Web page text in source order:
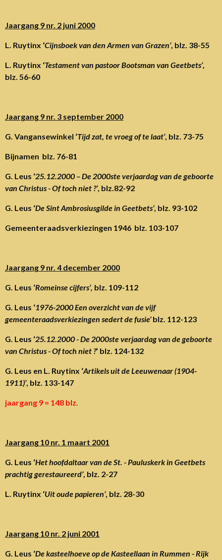
Jaargang 9 nr. 2 juni 2000
L. Ruytinx ‘Cijnsboek van den Armen van Grazen’, blz. 38-55
L. Ruytinx ‘Testament van pastoor Bootsman van Geetbets’,
blz. 56-60
Jaargang 9 nr. 3 september 2000
G. Vangansewinkel ‘Tijd zat, te vroeg of te laat’, blz. 73-75
Bijnamen blz. 76-81
G. Leus ‘25.12.2000 – De 2000ste verjaardag van de geboorte
van Christus - Of toch niet ?’, blz.82-92
G. Leus ‘De Sint Ambrosiusgilde in Geetbets’, blz. 93-102
Gemeenteraadsverkiezingen 1946 blz. 103-107
Jaargang 9 nr. 4 december 2000
G. Leus ‘Romeinse cijfers’, blz. 109-112
G. Leus ‘1976-2000 Een overzicht van de vijf
gemeenteraadsverkiezingen sedert de fusie’blz. 112-123
G. Leus ‘25.12.2000 - De 2000ste verjaardag van de geboorte
van Christus - Of toch niet ?’ blz. 124-132
G. Leus en L. Ruytinx ‘Artikels uit de Leeuwenaar (1904-
1911)’, blz. 133-147
jaargang 9 = 148 blz.
Jaargang 10 nr. 1 maart 2001
G. Leus ‘Het hoofdaltaar van de St. - Pauluskerk in Geetbets
prachtig gerestaureerd’, blz. 2-27
L. Ruytinx ‘Uit oude papieren’, blz. 28-30
Jaargang 10 nr. 2 juni 2001
G. Leus ‘De kasteelhoeve op de Kasteellaan in Rummen - Rijk